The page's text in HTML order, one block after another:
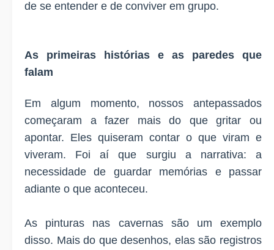
de se entender e de conviver em grupo.
As primeiras histórias e as paredes que
falam
Em algum momento, nossos antepassados
começaram a fazer mais do que gritar ou
apontar. Eles quiseram contar o que viram e
viveram. Foi aí que surgiu a narrativa: a
necessidade de guardar memórias e passar
adiante o que aconteceu.
As pinturas nas cavernas são um exemplo
disso. Mais do que desenhos, elas são registros